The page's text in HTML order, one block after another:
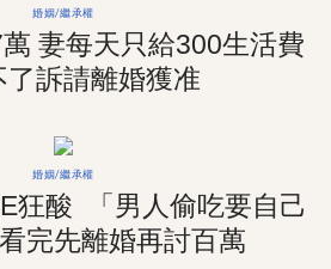
婚姻/繼承權
妻每天只給300生活費
了訴請離婚獲准
婚姻/繼承權
狂酸 「男人偷吃要自己
完先離婚再討百萬